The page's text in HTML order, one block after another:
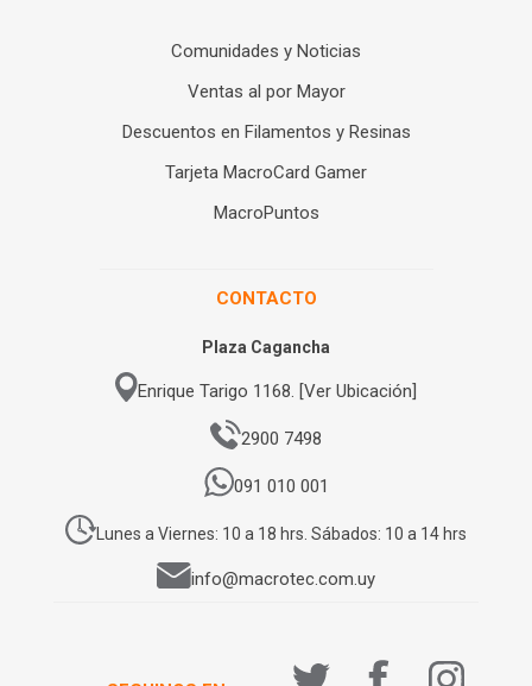
Comunidades y Noticias
Ventas al por Mayor
Descuentos en Filamentos y Resinas
Tarjeta MacroCard Gamer
MacroPuntos
CONTACTO
Plaza Cagancha
Enrique Tarigo 1168. [Ver Ubicación]
2900 7498
091 010 001
Lunes a Viernes: 10 a 18 hrs. Sábados: 10 a 14 hrs
info@macrotec.com.uy